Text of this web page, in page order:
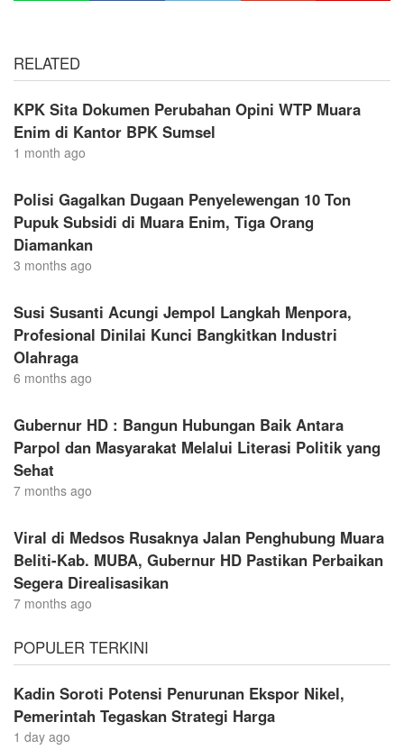
RELATED
KPK Sita Dokumen Perubahan Opini WTP Muara
Enim di Kantor BPK Sumsel
1 month ago
Polisi Gagalkan Dugaan Penyelewengan 10 Ton
Pupuk Subsidi di Muara Enim, Tiga Orang
Diamankan
3 months ago
Susi Susanti Acungi Jempol Langkah Menpora,
Profesional Dinilai Kunci Bangkitkan Industri
Olahraga
6 months ago
Gubernur HD : Bangun Hubungan Baik Antara
Parpol dan Masyarakat Melalui Literasi Politik yang
Sehat
7 months ago
Viral di Medsos Rusaknya Jalan Penghubung Muara
Beliti-Kab. MUBA, Gubernur HD Pastikan Perbaikan
Segera Direalisasikan
7 months ago
POPULER TERKINI
Kadin Soroti Potensi Penurunan Ekspor Nikel,
Pemerintah Tegaskan Strategi Harga
1 day ago